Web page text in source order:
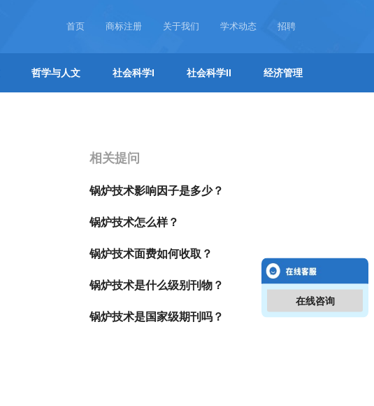
首页 商标注册 关于我们 学术动态 招聘
哲学与人文 社会科学I 社会科学II 经济管理
相关提问
锅炉技术影响因子是多少？
锅炉技术怎么样？
锅炉技术面费如何收取？
锅炉技术是什么级别刊物？
锅炉技术是国家级期刊吗？
在线咨询